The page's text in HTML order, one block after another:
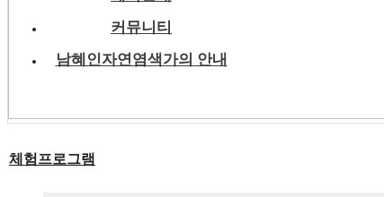
커뮤니티
남혜인자연염색가의 안내
체험프로그램